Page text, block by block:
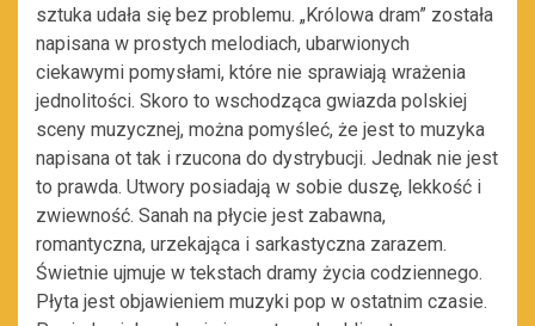
sztuka udała się bez problemu. „Królowa dram” została
napisana w prostych melodiach, ubarwionych
ciekawymi pomysłami, które nie sprawiają wrażenia
jednolitości. Skoro to wschodząca gwiazda polskiej
sceny muzycznej, można pomyśleć, że jest to muzyka
napisana ot tak i rzucona do dystrybucji. Jednak nie jest
to prawda. Utwory posiadają w sobie duszę, lekkość i
zwiewność. Sanah na płycie jest zabawna,
romantyczna, urzekająca i sarkastyczna zarazem.
Świetnie ujmuje w tekstach dramy życia codziennego.
Płyta jest objawieniem muzyki pop w ostatnim czasie.